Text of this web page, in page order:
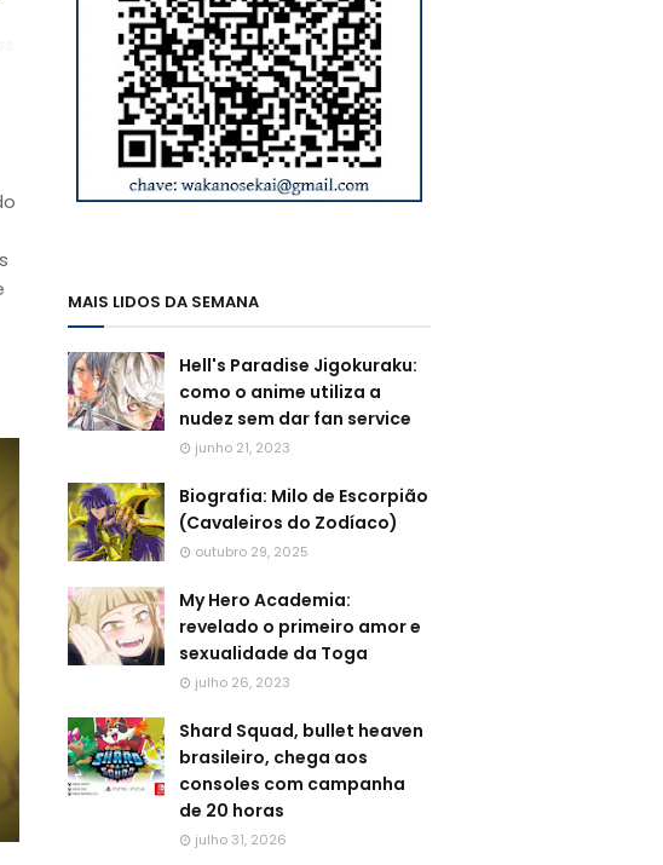
MAIS LIDOS DA SEMANA
Hell's Paradise Jigokuraku:
como o anime utiliza a
nudez sem dar fan service
junho 21, 2023
Biografia: Milo de Escorpião
(Cavaleiros do Zodíaco)
outubro 29, 2025
My Hero Academia:
revelado o primeiro amor e
sexualidade da Toga
julho 26, 2023
Shard Squad, bullet heaven
brasileiro, chega aos
consoles com campanha
de 20 horas
julho 31, 2026